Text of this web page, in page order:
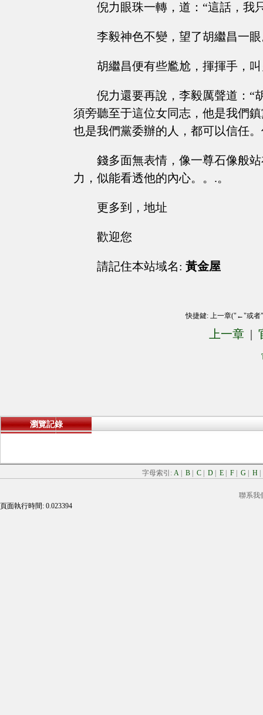
倪力眼珠一轉，道：“這話，我
李毅神色不變，望了胡繼昌一
胡繼昌便有些尷尬，揮揮手，
倪力還要再說，李毅厲聲道：“
須旁聽至于這位女同志，他是我們
也是我們黨委辦的人，都可以信任
錢多面無表情，像一尊石像般
力，似能看透他的內心。。.。
更多到，地址
歡迎您
請記住本站域名: 黃金屋
快捷鍵: 上一章("←"或
上一章 |
瀏覽記錄
字母索引: A B C D E F G H
聯系我
頁面執行時間: 0.023394